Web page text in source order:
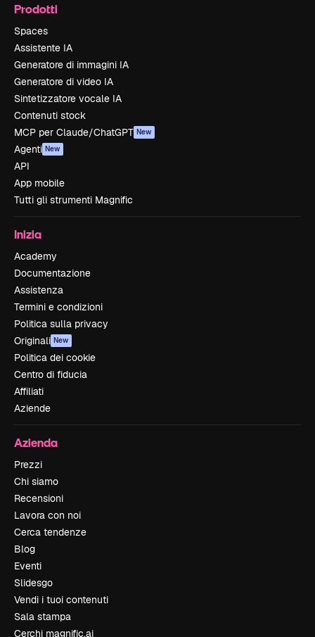
Prodotti
Spaces
Assistente IA
Generatore di immagini IA
Generatore di video IA
Sintetizzatore vocale IA
Contenuti stock
MCP per Claude/ChatGPT New
Agenti New
API
App mobile
Tutti gli strumenti Magnific
Inizia
Academy
Documentazione
Assistenza
Termini e condizioni
Politica sulla privacy
Originali New
Politica dei cookie
Centro di fiducia
Affiliati
Aziende
Azienda
Prezzi
Chi siamo
Recensioni
Lavora con noi
Cerca tendenze
Blog
Eventi
Slidesgo
Vendi i tuoi contenuti
Sala stampa
Cerchi magnific.ai